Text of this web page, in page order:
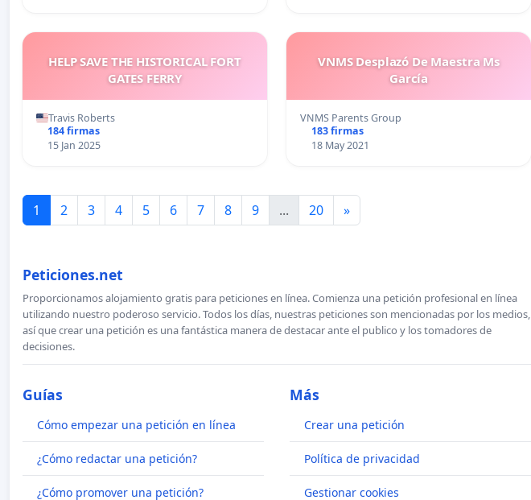
HELP SAVE THE HISTORICAL FORT
GATES FERRY
Travis Roberts
184 firmas
15 Jan 2025
VNMS Desplazó De Maestra Ms
García
VNMS Parents Group
183 firmas
18 May 2021
1 2 3 4 5 6 7 8 9 ... 20 »
Peticiones.net
Proporcionamos alojamiento gratis para peticiones en línea. Comienza una petición profesional en línea
utilizando nuestro poderoso servicio. Todos los días, nuestras peticiones son mencionadas por los medios,
así que crear una petición es una fantástica manera de destacar ante el publico y los tomadores de
decisiones.
Guías
Cómo empezar una petición en línea
¿Cómo redactar una petición?
¿Cómo promover una petición?
Más
Crear una petición
Política de privacidad
Gestionar cookies